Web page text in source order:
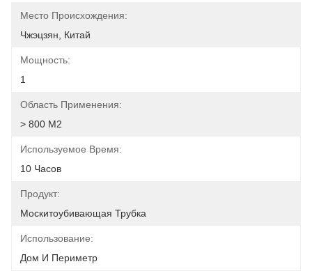
Место Происхождения:
Чжэцзян, Китай
Мощность:
1
Область Применения:
> 800 М2
Используемое Время:
10 Часов
Продукт:
Москитоубивающая Трубка
Использование:
Дом И Периметр